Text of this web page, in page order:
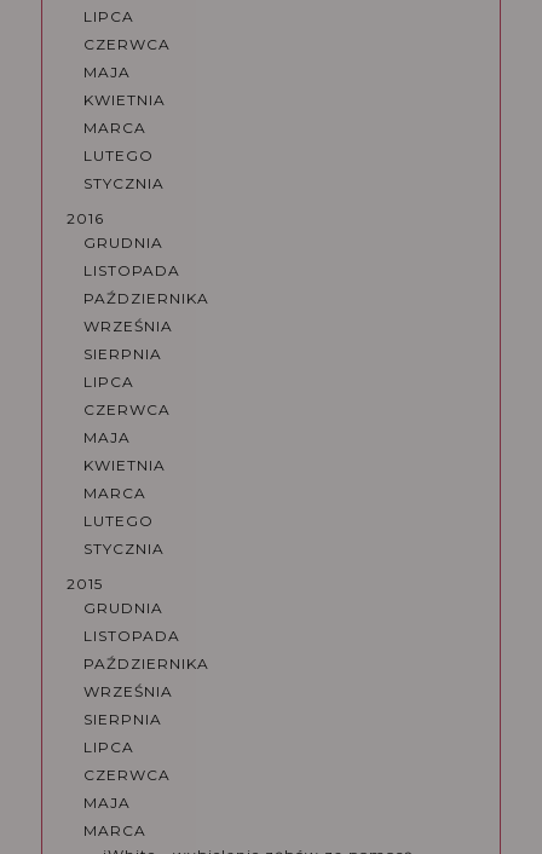
LIPCA
CZERWCA
MAJA
KWIETNIA
MARCA
LUTEGO
STYCZNIA
2016
GRUDNIA
LISTOPADA
PAŹDZIERNIKA
WRZEŚNIA
SIERPNIA
LIPCA
CZERWCA
MAJA
KWIETNIA
MARCA
LUTEGO
STYCZNIA
2015
GRUDNIA
LISTOPADA
PAŹDZIERNIKA
WRZEŚNIA
SIERPNIA
LIPCA
CZERWCA
MAJA
MARCA